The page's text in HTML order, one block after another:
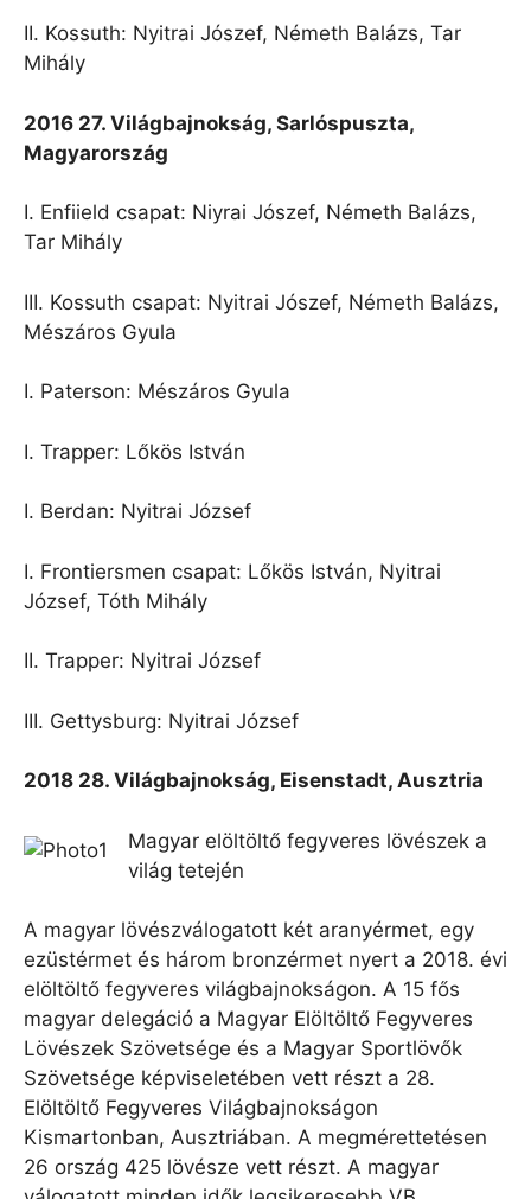
II. Kossuth: Nyitrai Jószef, Németh Balázs, Tar
Mihály
2016 27. Világbajnokság, Sarlóspuszta,
Magyarország
I. Enfiield csapat: Niyrai Jószef, Németh Balázs,
Tar Mihály
III. Kossuth csapat: Nyitrai Jószef, Németh Balázs,
Mészáros Gyula
I. Paterson: Mészáros Gyula
I. Trapper: Lőkös István
I. Berdan: Nyitrai József
I. Frontiersmen csapat: Lőkös István, Nyitrai
József, Tóth Mihály
II. Trapper: Nyitrai József
III. Gettysburg: Nyitrai József
2018 28. Világbajnokság, Eisenstadt, Ausztria
Magyar elöltöltő fegyveres lövészek a
világ tetején
A magyar lövészválogatott két aranyérmet, egy
ezüstérmet és három bronzérmet nyert a 2018. évi
elöltöltő fegyveres világbajnokságon. A 15 fős
magyar delegáció a Magyar Elöltöltő Fegyveres
Lövészek Szövetsége és a Magyar Sportlövők
Szövetsége képviseletében vett részt a 28.
Elöltöltő Fegyveres Világbajnokságon
Kismartonban, Ausztriában. A megmérettetésen
26 ország 425 lövésze vett részt. A magyar